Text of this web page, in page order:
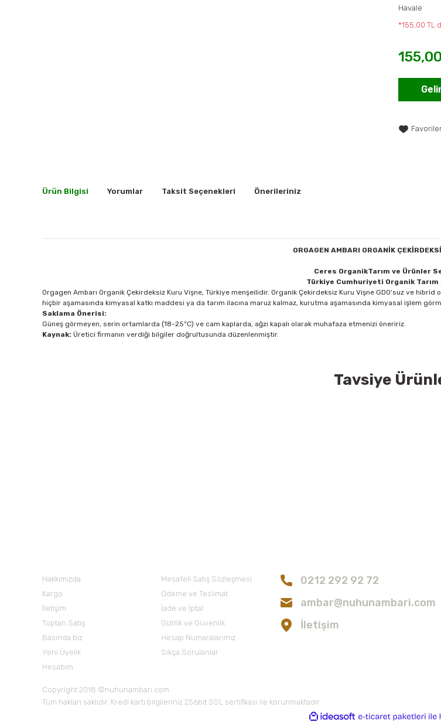
Havale
*155,00 TL
Ürün Bilgisi Yorumlar Taksit Seçenekleri Önerileriniz
ORGAGEN AMBARI ORGANİK
Ceres OrganikTarım ve Ürünler
Türkiye Cumhuriyeti Organik
Orgagen Ambarı Organik Çekirdeksiz Kuru Vişne, Türkiye menşeilidir. Organik Çekirdeksiz Kuru Vişne GDO'suz ve
hiçbir aşamasında kimyasal katkı maddesi ya da tarım ilacına maruz kalmaz, kurutma aşamasında kimyasal işlem
Saklama Önerisi:
Güneş görmeyen, serin ortamlarda (18-25ºC) ve cam kaplarda, ağzı kapalı olarak muhafaza etmenizi öneririz.
Kaynak: Üretici firmanın verdiği bilgiler doğrultusunda düzenlenmiştir.
Bu ürünün fiyat bilgisi, resim, ürün açıklamalarında ve diğer konularda yetersiz gördüğünüz noktaları öneri
Tavsiye
Hakkımızda
Kargo
İletişim
Toptan Satış
Basında biz
Yeni Üyelik
Hesabım
Mesafeli Satış Sözleşmesi
Ödeme ve Teslimat
İade ve İptal
Gizlilik ve Güvenlik
Hesap Numaralarımız
Sıkça Sorulanlar
0212 292 92 72
ambar@nuhunambari.com
İletişim
Copyright 2018 ©nuhunambari.com
Tüm hakları saklıdır. Kredi kartı bilgileriniz 256bit SSL sertifikası ile korunmaktadır.
ideasoft e-